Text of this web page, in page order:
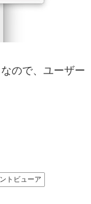
ので、ユーザー
トビューア